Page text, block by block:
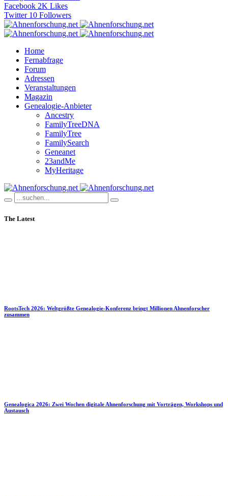
Facebook 2K Likes
Twitter 10 Followers
Home
Fernabfrage
Forum
Adressen
Veranstaltungen
Magazin
Genealogie-Anbieter
Ancestry
FamilyTreeDNA
FamilyTree
FamilySearch
Geneanet
23andMe
MyHeritage
The Latest
RootsTech 2026: Weltgrößte Genealogie-Konferenz bringt Millionen Ahnenforscher
zusammen
Genealogica 2026: Zwei Wochen digitale Ahnenforschung mit Vorträgen, Workshops und
Austausch